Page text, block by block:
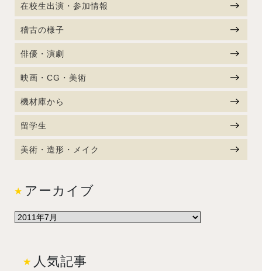
在校生出演・参加情報
稽古の様子
俳優・演劇
映画・CG・美術
機材庫から
留学生
美術・造形・メイク
アーカイブ
人気記事